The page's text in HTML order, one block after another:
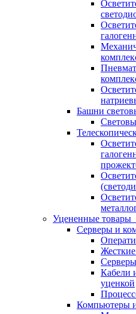
Башни
Уцененные товары
Серверы и
Кабели
уценкой
Компьютеры